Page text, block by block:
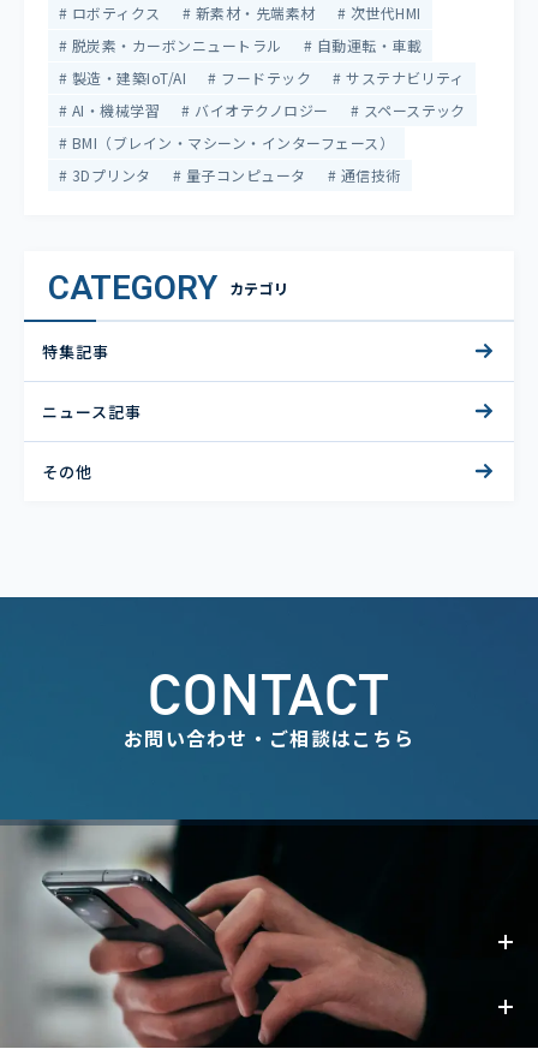
ロボティクス
新素材・先端素材
次世代HMI
脱炭素・カーボンニュートラル
自動運転・車載
製造・建築IoT/AI
フードテック
サステナビリティ
AI・機械学習
バイオテクノロジー
スペーステック
BMI（ブレイン・マシーン・インターフェース）
3Dプリンタ
量子コンピュータ 通信技術
CATEGORY カテゴリ
特集記事
ニュース記事
その他
CONTACT
お問い合わせ・ご相談はこちら
事業内容
お知らせ